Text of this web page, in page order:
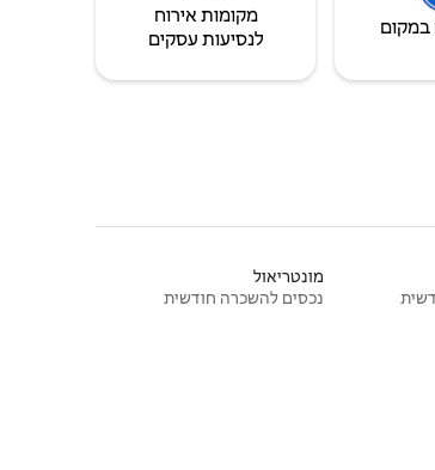
במקום
מקומות אירוח
לנסיעות עסקים
מונטריאול
נכסים להשכרה חודשית